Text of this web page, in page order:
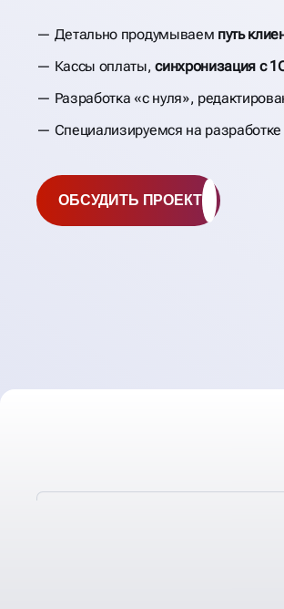
Детально продумываем путь
Кассы оплаты,синхронизация с
Разработка «с нуля»,
Специализируемся на
ОБСУДИТЬ ПРОЕКТ